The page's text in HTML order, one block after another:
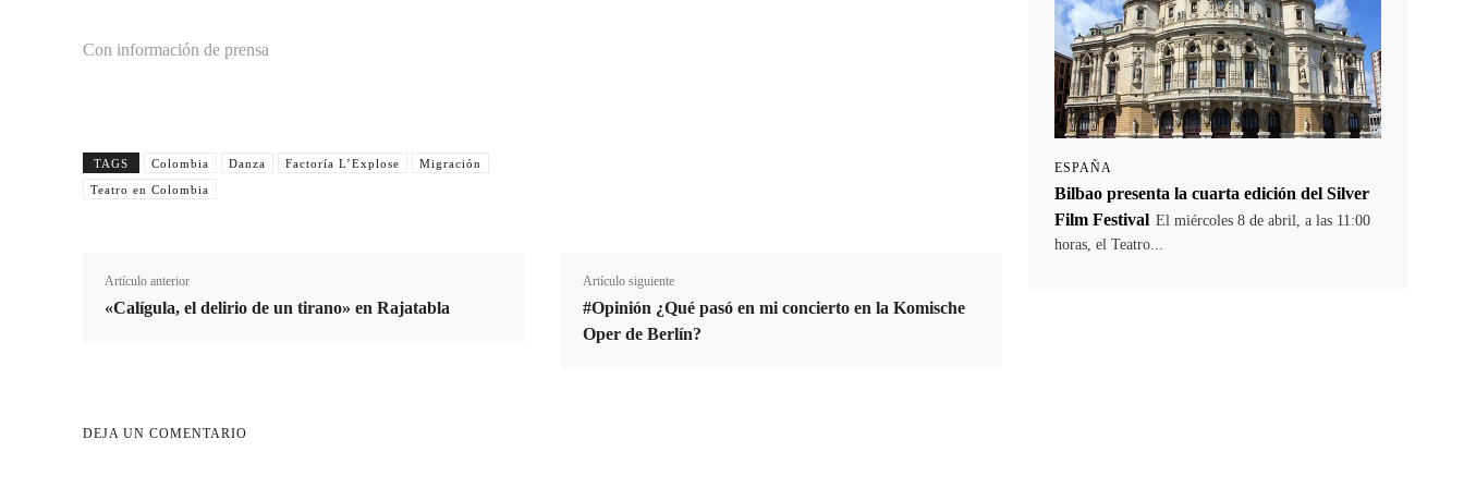
Con información de prensa
TAGS Colombia Danza Factoría L’Explose
Migración
Teatro en Colombia
Artículo anterior
«Calígula, el delirio de un tirano» en Rajatabla
Artículo siguiente
#Opinión ¿Qué pasó en mi concierto en la Komische
Oper de Berlín?
DEJA UN COMENTARIO
ESPAÑA
Bilbao presenta la cuarta edición del Silver
Film Festival El miércoles 8 de abril, a las 11:00
horas, el Teatro...